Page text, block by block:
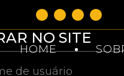
HOME
NO SITE